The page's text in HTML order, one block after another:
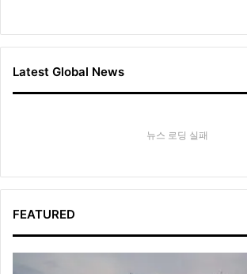
Latest Global News
뉴스 로딩 실패
FEATURED